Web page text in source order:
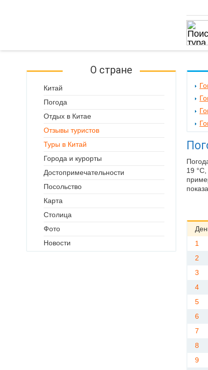
19
1
2
3
4
5
6
7
8
9
О стране
Китай
Погода
Отдых в Китае
Отзывы туристов
Туры в Китай
Города и курорты
Достопримечательности
Посольство
Карта
Столица
Фото
Новости